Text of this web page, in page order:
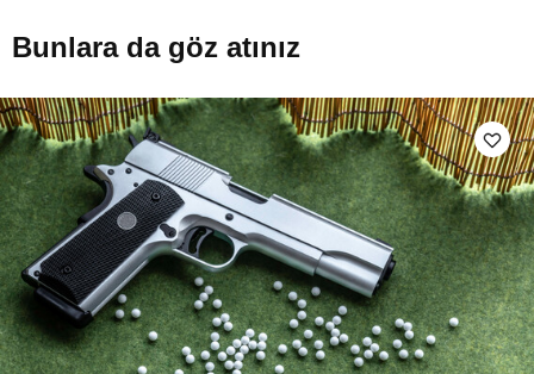
Bunlara da göz atınız